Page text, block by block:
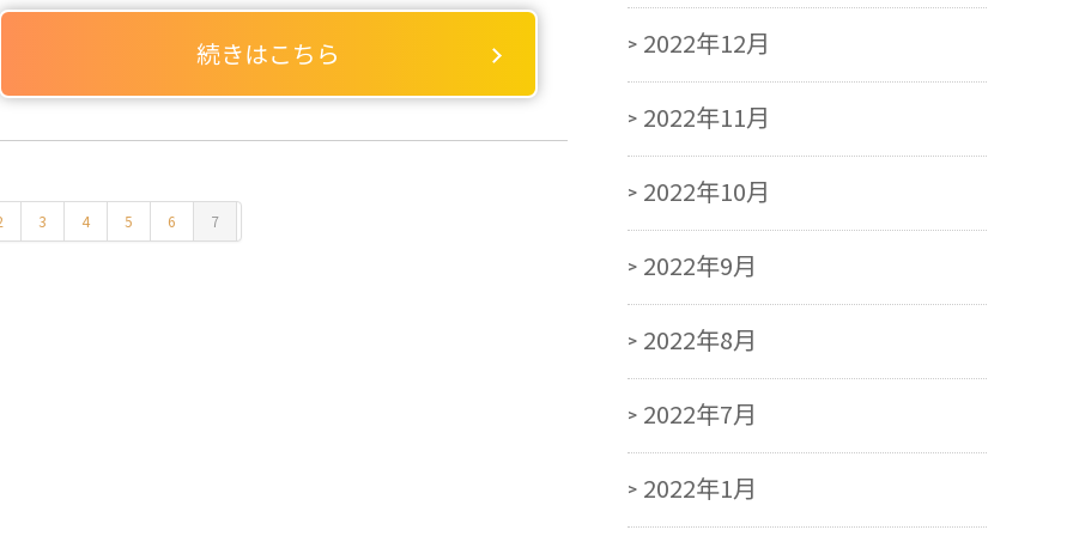
続きはこちら
3 4 5 6 7
2022年12月
2022年11月
2022年10月
2022年9月
2022年8月
2022年7月
2022年1月